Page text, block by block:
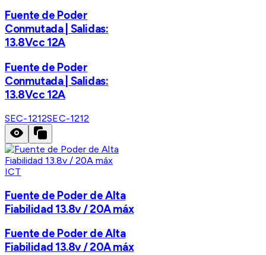
Fuente de Poder
Conmutada | Salidas:
13.8Vcc 12A
Fuente de Poder
Conmutada | Salidas:
13.8Vcc 12A
SEC-1212SEC-1212
ICT
Fuente de Poder de Alta
Fiabilidad 13.8v / 20A máx
Fuente de Poder de Alta
Fiabilidad 13.8v / 20A máx